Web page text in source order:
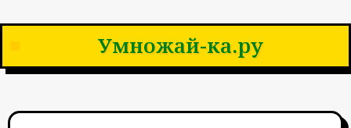
Умножай-ка.ру